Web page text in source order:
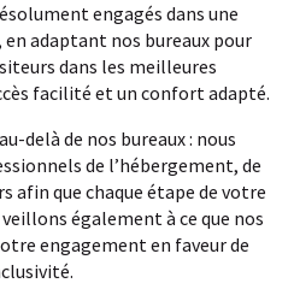
engagés dans une
en adaptant nos bureaux pour
dans les meilleures
facilité et un confort adapté.
delà de nos bureaux : nous
de l’hébergement, de
afin que chaque étape de votre
également à ce que nos
engagement en faveur de